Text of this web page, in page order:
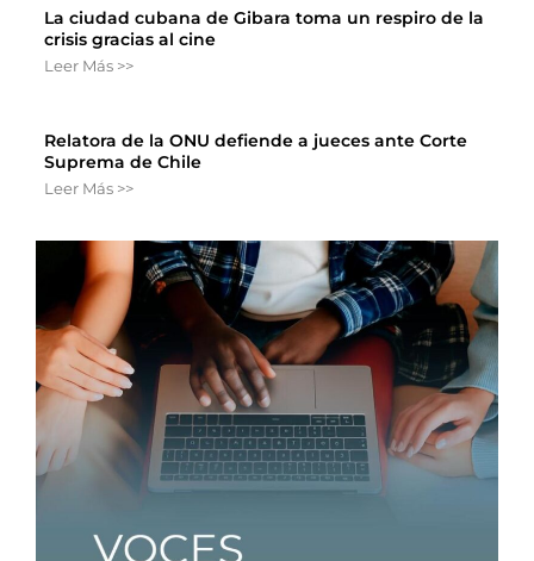
La ciudad cubana de Gibara toma un respiro de la
crisis gracias al cine
Leer Más >>
Relatora de la ONU defiende a jueces ante Corte
Suprema de Chile
Leer Más >>